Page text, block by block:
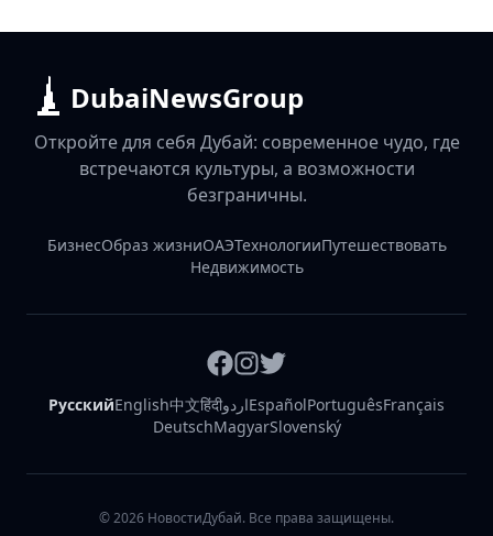
DubaiNewsGroup
Откройте для себя Дубай: современное чудо, где
встречаются культуры, а возможности
безграничны.
БизнесОбраз жизниОАЭТехнологииПутешествовать
Недвижимость
РусскийEnglish中文हिंदीاردوEspañolPortuguêsFrançais
DeutschMagyarSlovenský
©2026 НовостиДубай. Все права защищены.